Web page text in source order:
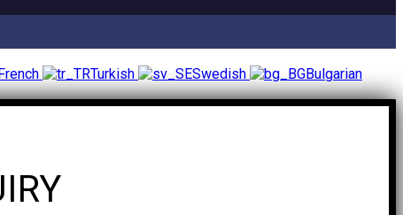
French Turkish Swedish
Bulgarian